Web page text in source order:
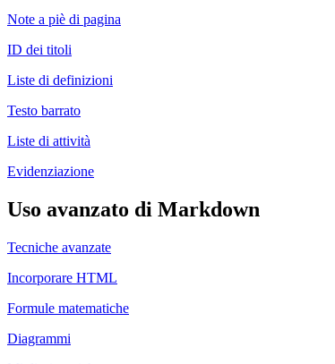
Note a piè di pagina
ID dei titoli
Liste di definizioni
Testo barrato
Liste di attività
Evidenziazione
Uso avanzato di Markdown
Tecniche avanzate
Incorporare HTML
Formule matematiche
Diagrammi